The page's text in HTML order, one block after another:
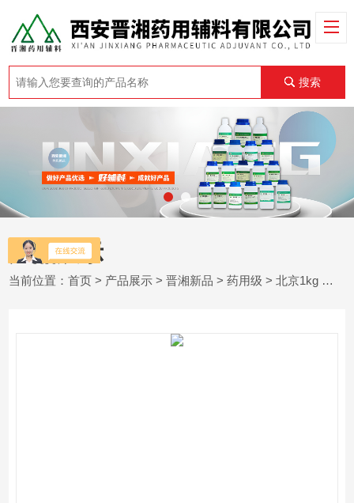
搜索
产品展示
当前位置：首页 > 产品展示 >晋湘新品 >药用级 > 北京1kg 制药用辅料填充剂 矫味剂 麦芽糖